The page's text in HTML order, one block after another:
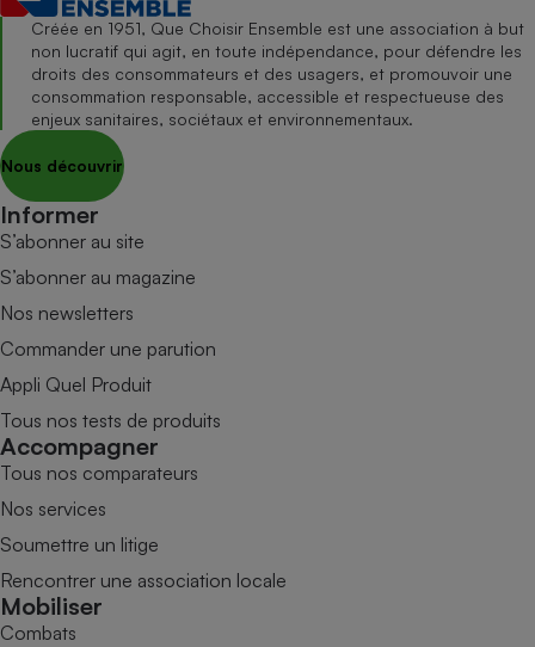
Créée en 1951, Que Choisir Ensemble est une association à but
non lucratif qui agit, en toute indépendance, pour défendre les
droits des consommateurs et des usagers, et promouvoir une
consommation responsable, accessible et respectueuse des
enjeux sanitaires, sociétaux et environnementaux.
Nous découvrir
Informer
S’abonner au site
S’abonner au magazine
Nos newsletters
Commander une parution
Appli Quel Produit
Tous nos tests de produits
Accompagner
Tous nos comparateurs
Nos services
Soumettre un litige
Rencontrer une association locale
Mobiliser
Combats